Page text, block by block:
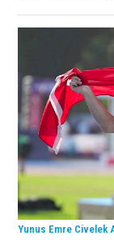
Yunus Emre Civelek